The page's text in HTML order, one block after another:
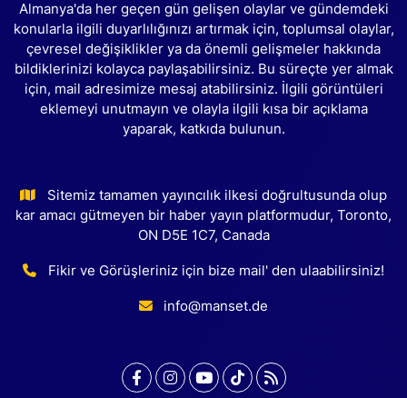
Almanya'da her geçen gün gelişen olaylar ve gündemdeki
konularla ilgili duyarlılığınızı artırmak için, toplumsal olaylar,
çevresel değişiklikler ya da önemli gelişmeler hakkında
bildiklerinizi kolayca paylaşabilirsiniz. Bu süreçte yer almak
için, mail adresimize mesaj atabilirsiniz. İlgili görüntüleri
eklemeyi unutmayın ve olayla ilgili kısa bir açıklama
yaparak, katkıda bulunun.
Sitemiz tamamen yayıncılık ilkesi doğrultusunda olup
kar amacı gütmeyen bir haber yayın platformudur, Toronto,
ON D5E 1C7, Canada
Fikir ve Görüşleriniz için bize mail' den ulaabilirsiniz!
info@manset.de